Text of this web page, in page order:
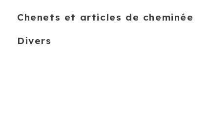
Chenets et articles de cheminée
Divers